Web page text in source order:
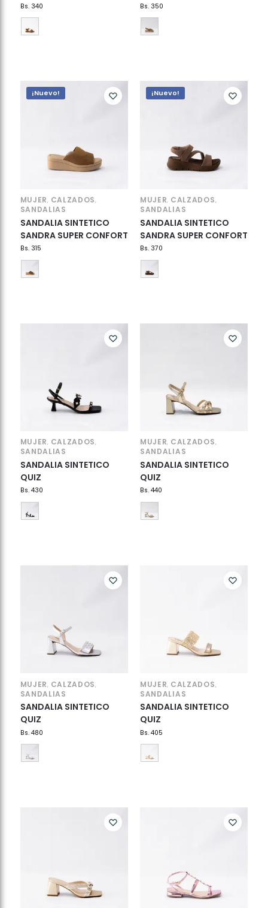
Bs.340 Bs.350
¡Nuevo!
MUJER, CALZADOS,
SANDALIAS
SANDALIA SINTETICO
SANDRA SUPER CONFORT
Bs.315
¡Nuevo!
MUJER, CALZADOS,
SANDALIAS
SANDALIA SINTETICO
SANDRA SUPER CONFORT
Bs.370
MUJER, CALZADOS,
SANDALIAS
SANDALIA SINTETICO
QUIZ
Bs.430
MUJER, CALZADOS,
SANDALIAS
SANDALIA SINTETICO
QUIZ
Bs.440
MUJER, CALZADOS,
SANDALIAS
SANDALIA SINTETICO
QUIZ
Bs.480
MUJER, CALZADOS,
SANDALIAS
SANDALIA SINTETICO
QUIZ
Bs.405